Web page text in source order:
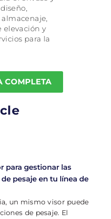
elevación y
para la
COMPLETA
para gestionar las
pesaje en tu línea de
un mismo visor puede
de pesaje. El